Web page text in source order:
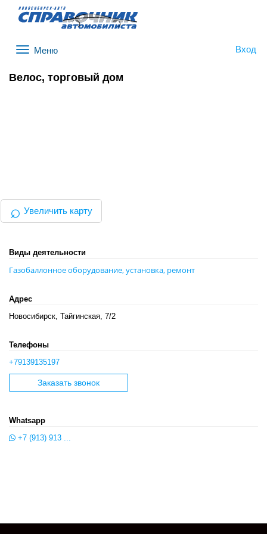
Вход
Велос, торговый дом
⌕ Увеличить карту
Виды деятельности
Газобаллонное оборудование, установка, ремонт
Адрес
Новосибирск, Тайгинская, 7/2
Телефоны
+79139135197
Заказать звонок
Whatsapp
+7 (913) 913 ...